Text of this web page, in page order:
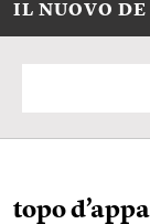
IL NUOVO DE
topo